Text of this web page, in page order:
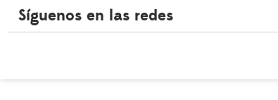
Síguenos en las redes